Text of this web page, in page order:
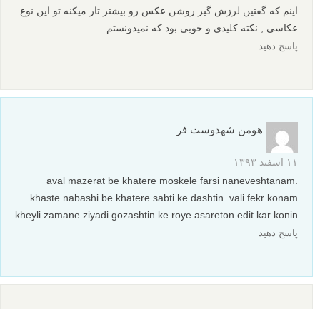
اینم که گفتین لرزش گیر روشن عکس رو بیشتر تار میکنه تو این نوع
عکاسی , نکته کلیدی و خوبی بود که نمیدونستم .
پاسخ دهید
هومن شهدوست فر
۱۱ اسفند ۱۳۹۳
aval mazerat be khatere moskele farsi naneveshtanam.
khaste nabashi be khatere sabti ke dashtin. vali fekr konam
kheyli zamane ziyadi gozashtin ke roye asareton edit kar konin
پاسخ دهید